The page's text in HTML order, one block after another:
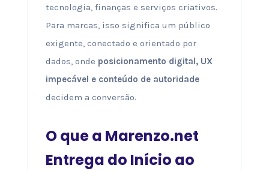
tecnologia, finanças e serviços criativos.
Para marcas, isso significa um público
exigente, conectado e orientado por
dados, onde posicionamento digital, UX
impecável e conteúdo de autoridade
decidem a conversão.
O que a Marenzo.net
Entrega do Início ao